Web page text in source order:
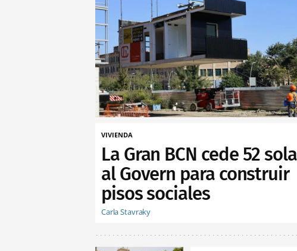
VIVIENDA
La Gran BCN cede 52
al Govern para construir
pisos sociales
Carla Stavraky